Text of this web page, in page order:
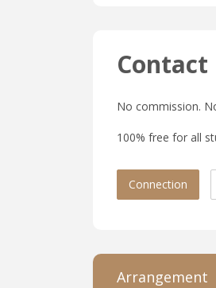
Contact
No commission.
100% free for all
Connection
Arrangement